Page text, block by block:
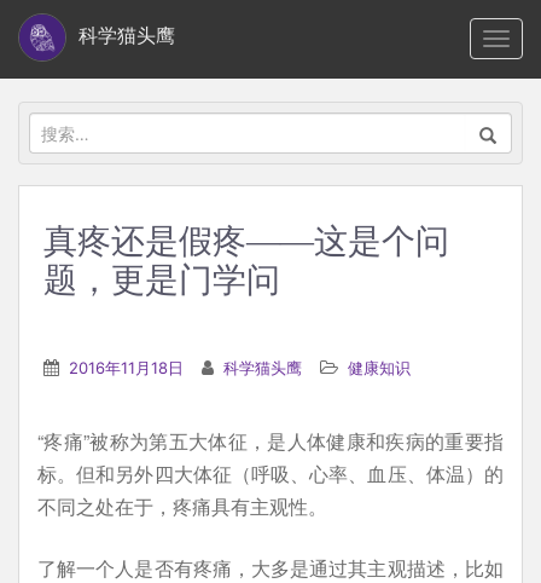
i
科学猫头鹰
搜
索：
真疼还是假疼——这是个问
题，更是门学问
2016年11月18日 科学猫头鹰 健康知识
“疼痛”被称为第五大体征，是人体健康和疾病的重要指
标。但和另外四大体征（呼吸、心率、血压、体温）的
不同之处在于，疼痛具有主观性。
了解一个人是否有疼痛，大多是通过其主观描述，比如